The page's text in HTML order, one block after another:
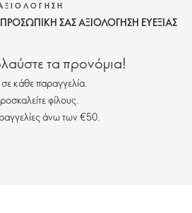
ΣΑΣ ΑΞΙΟΛΟΓΗΣΗ ΕΥΕΞΙΑΣ
τα προνόμια!
κάθε παραγγελία.
φίλους.
άνω των €50.